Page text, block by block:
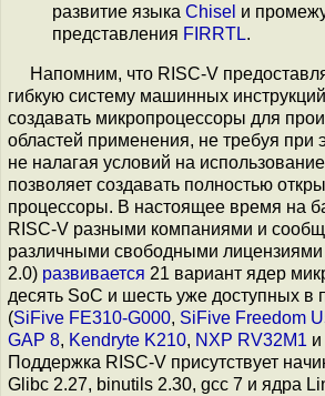
развитие языка Chisel и
представления FIRRTL.
Напомним, что RISC-V
гибкую систему машинных
создавать микропроцессоры для
областей применения, не требуя при
не налагая условий на
позволяет создавать полностью
процессоры. В настоящее время на
RISC-V разными компаниями и
различными свободными лицензиями
2.0) развивается 21 вариант ядер
десять SoC и шесть уже доступных в
(SiFive FE310-G000, SiFive Freedom
GAP 8, Kendryte K210, NXP RV32M1 и
Поддержка RISC-V присутствует
Glibc 2.27, binutils 2.30, gcc 7 и ядра